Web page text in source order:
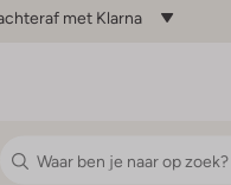
met Klarna